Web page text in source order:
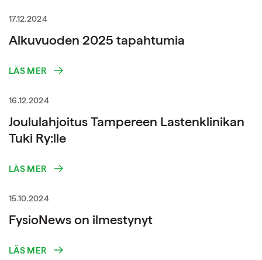
17.12.2024
Alkuvuoden 2025 tapahtumia
LÄS MER
16.12.2024
Joululahjoitus Tampereen Lastenklinikan
Tuki Ry:lle
LÄS MER
15.10.2024
FysioNews on ilmestynyt
LÄS MER